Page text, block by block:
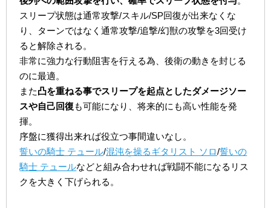
スリープ状態は通常攻撃/スキル/SP回復が出来なくな
り、ターンではなく通常攻撃/追撃/幻獣の攻撃を3回受け
ると解除される。
非常に強力な行動阻害を行える為、後衛の動きを封じる
のに最適。
また凸を重ねる事でスリープを起点としたダメージソー
スや自己回復も可能になり、将来的にも高い性能を発
揮。
序盤に獲得出来れば役立つ事間違いなし。
誓いの騎士 テュール/混沌を操るギタリスト ソロ/誓いの
騎士 テュールなどと組み合わせれば戦闘不能になるリス
クを大きく下げられる。